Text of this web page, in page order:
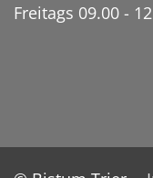
Freitags 09.00 -